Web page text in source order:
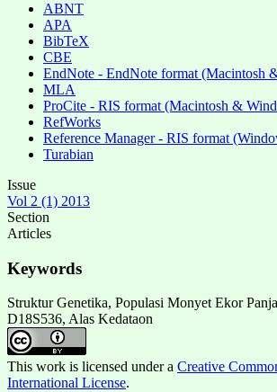
ABNT
APA
BibTeX
CBE
EndNote - EndNote format (Macintosh
MLA
ProCite - RIS format (Macintosh &
RefWorks
Reference Manager - RIS format
Turabian
Issue
Vol 2 (1) 2013
Section
Articles
Keywords
Struktur Genetika, Populasi Monyet Ekor
D18S536, Alas Kedataon
This work is licensed under a Creative
International License.